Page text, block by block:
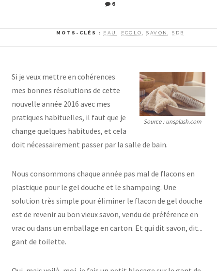
6
MOTS-CLÉS : EAU ECOLO ,SAVON ,SDB
Source : unsplash.com
Si je veux mettre en cohérences
mes bonnes résolutions de cette
nouvelle année 2016 avec mes
pratiques habituelles, il faut que je
change quelques habitudes, et cela
doit nécessairement passer par la salle de bain.
Nous consommons chaque année pas mal de flacons en
plastique pour le gel douche et le shampoing. Une
solution très simple pour éliminer le flacon de gel douche
est de revenir au bon vieux savon, vendu de préférence en
vrac ou dans un emballage en carton. Et qui dit savon, dit...
gant de toilette.